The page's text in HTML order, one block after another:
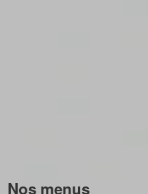
Nos menus